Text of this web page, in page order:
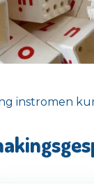
instromen